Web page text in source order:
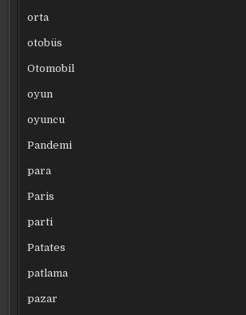
orta
otobüs
Otomobil
oyun
oyuncu
Pandemi
para
Paris
parti
Patates
patlama
pazar